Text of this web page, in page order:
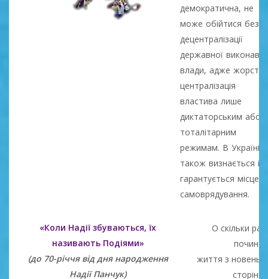
демократична, не
може обійтися без
децентралізації
державної
влади, адже жорстка
централізація
властива лише
диктаторським або
тоталітарним
режимам. В Україні
також визнається і
гарантується місцеве
самоврядування.
«Коли Надії збуваються, їх
називають Подіями»
(до 70-річчя від дня народження
Надії Панчук)
О скільки раз
життя з